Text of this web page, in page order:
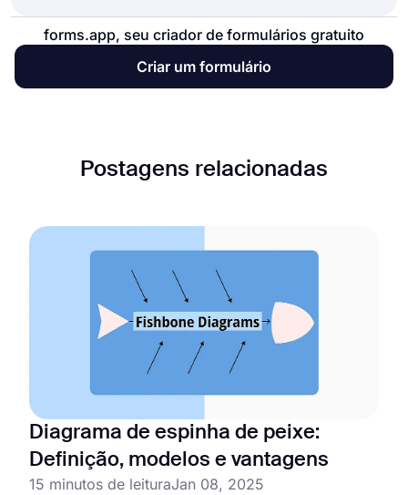
forms.app, seu criador de formulários gratuito
Criar um formulário
Postagens relacionadas
Diagrama de espinha de peixe:
Definição, modelos e vantagens
15 minutos de leituraJan 08, 2025